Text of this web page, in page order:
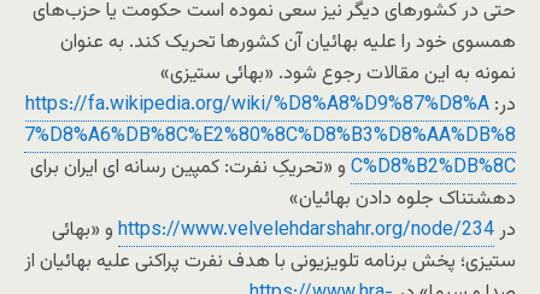
حتی در کشورهای دیگر نیز سعی نموده است حکومت یا حزب‌های
همسوی خود را علیه بهائیان آن کشورها تحریک کند. به عنوان
نمونه به این مقالات رجوع شود. «بهائی ستیزی»
در: https://fa.wikipedia.org/wiki/%D8%A8%D9%87%D8%A
7%D8%A6%DB%8C%E2%80%8C%D8%B3%D8%AA%DB%8
C%D8%B2%DB%8C و «تحریکِ نفرت: کمپین رسانه ای ایران برای
دهشتناک جلوه دادن بهائیان»
درhttps://www.velvelehdarshahr.org/node/234 و «بهائی
ستیزی؛ پخش برنامه تلویزیونی با هدف نفرت پراکنی علیه بهائیان از